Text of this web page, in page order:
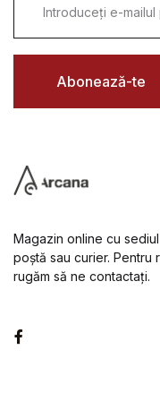
i
l
Abonează-te
Magazin online cu
poștă sau curier. Pentru
rugăm să ne contactați.